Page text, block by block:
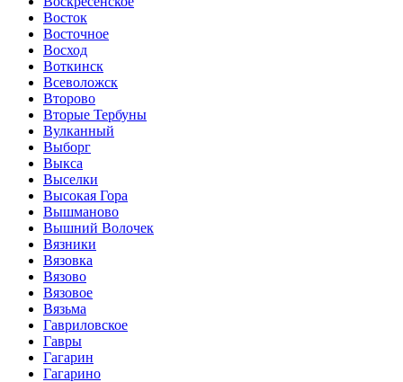
Восток
Восточное
Восход
Воткинск
Всеволожск
Второво
Вторые Тербуны
Вулканный
Выборг
Выкса
Выселки
Высокая Гора
Вышманово
Вышний Волочек
Вязники
Вязовка
Вязово
Вязовое
Вязьма
Гавриловское
Гавры
Гагарин
Гагарино